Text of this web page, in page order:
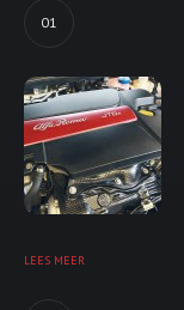
01
LEES MEER